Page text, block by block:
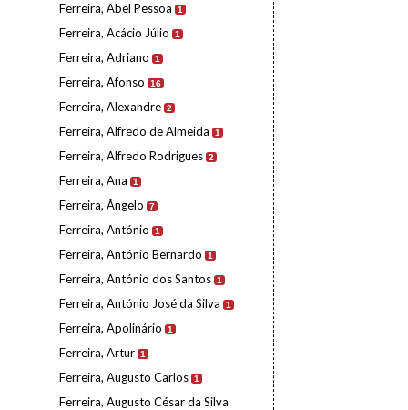
Ferreira, Abel Pessoa 1
Ferreira, Acácio Júlio 1
Ferreira, Adriano 1
Ferreira, Afonso 16
Ferreira, Alexandre 2
Ferreira, Alfredo de Almeida 1
Ferreira, Alfredo Rodrigues 2
Ferreira, Ana 1
Ferreira, Ângelo 7
Ferreira, António 1
Ferreira, António Bernardo 1
Ferreira, António dos Santos 1
Ferreira, António José da Silva 1
Ferreira, Apolinário 1
Ferreira, Artur 1
Ferreira, Augusto Carlos 1
Ferreira, Augusto César da Silva